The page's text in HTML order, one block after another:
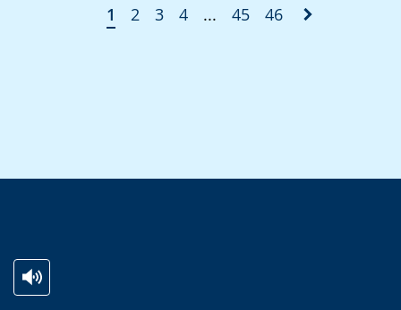
1 2 3 4 ... 45 46